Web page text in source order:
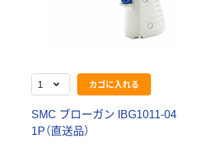
カゴに入れる
SMC ブローガン IBG1011-04
1P（直送品）